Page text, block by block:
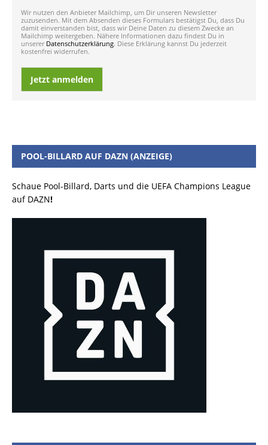
Wir nutzen den Anbieter Mailchimp, um Dir unseren Newsletter
zuzusenden. Mit dem Absenden dieses Formulars bestätigst Du, dass Du
damit einverstanden bist, dass wir Deine Daten zu diesem Zwecke an
Mailchimp weitergeben. Nähere Informationen dazu findest Du in
unserer Datenschutzerklärung. Diese Erklärung kannst Du jederzeit
kostenfrei widerrufen.
Jetzt anmelden
POOL-BILLARD AUF DAZN (ANZEIGE)
Schaue Pool-Billard, Darts und die UEFA Champions League
auf DAZN!